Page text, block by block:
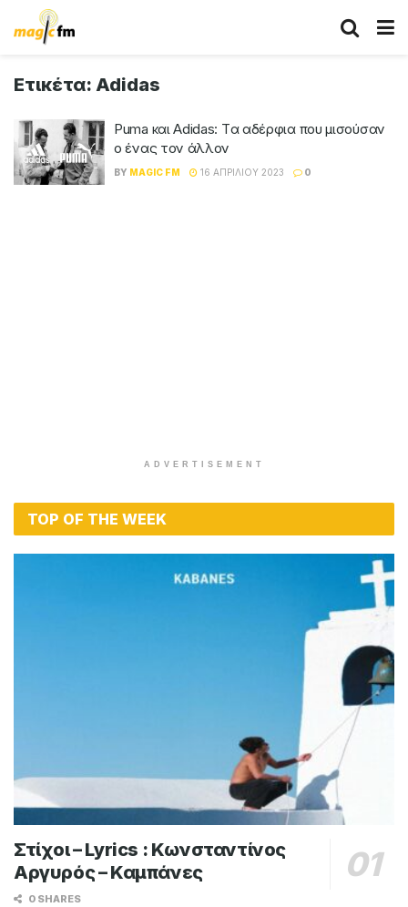
Ετικέτα: Adidas
Puma και Adidas: Tα αδέρφια που μισούσαν
ο ένας τον άλλον
BY MAGIC FM 16 ΑΠΡΙΛΊΟΥ 2023 0
ADVERTISEMENT
TOP OF THE WEEK
Στίχοι – Lyrics : Κωνσταντίνος
Αργυρός – Καμπάνες
0 SHARES